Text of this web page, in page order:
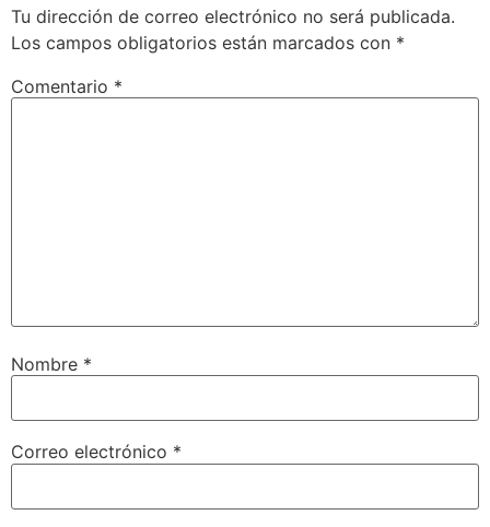
Tu dirección de correo electrónico no será publicada.
Los campos obligatorios están marcados con *
Comentario *
Nombre *
Correo electrónico *